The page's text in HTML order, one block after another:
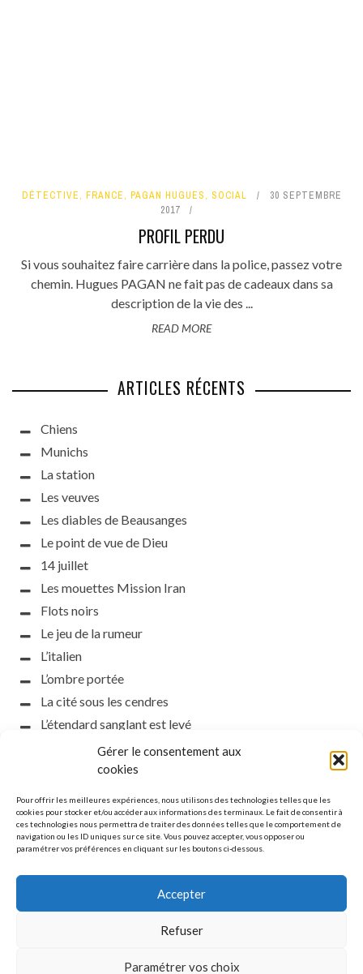
Gérer le consentement aux
cookies
Pour offrir les meilleures expériences, nous utilisons des technologies telles que les
cookies pour stocker et/ou accéder aux informations des terminaux. Le fait de consentir à
ces technologies nous permettra de traiter des données telles que le comportement de
navigation ou les ID uniques sur ce site. Vous pouvez accepter, vous opposer ou
paramétrer vos préférences en cliquant sur les boutons ci-dessous.
Accepter
Refuser
Paramétrer vos choix
DÉTECTIVE, FRANCE, PAGAN HUGUES, SOCIAL
30 SEPTEMBRE
2017
PROFIL PERDU
Si vous souhaitez faire carrière dans la police, passez votre
chemin. Hugues PAGAN ne fait pas de cadeaux dans sa
description de la vie des ...
READ MORE
ARTICLES RÉCENTS
Chiens
Munichs
La station
Les veuves
Les diables de Beausanges
Le point de vue de Dieu
14 juillet
Les mouettes Mission Iran
Flots noirs
Le jeu de la rumeur
L’italien
L’ombre portée
La cité sous les cendres
L’étendard sanglant est levé
L’incident d’Helsinki
la petite fasciste
Loch noir
Que s’obscurcissent le soleil et la lumière
MENTIONS LÉGALES